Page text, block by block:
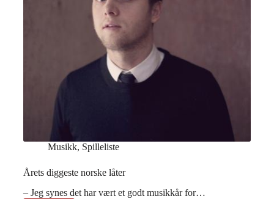
Musikk, Spilleliste
Årets diggeste norske låter
– Jeg synes det har vært et godt musikkår for…